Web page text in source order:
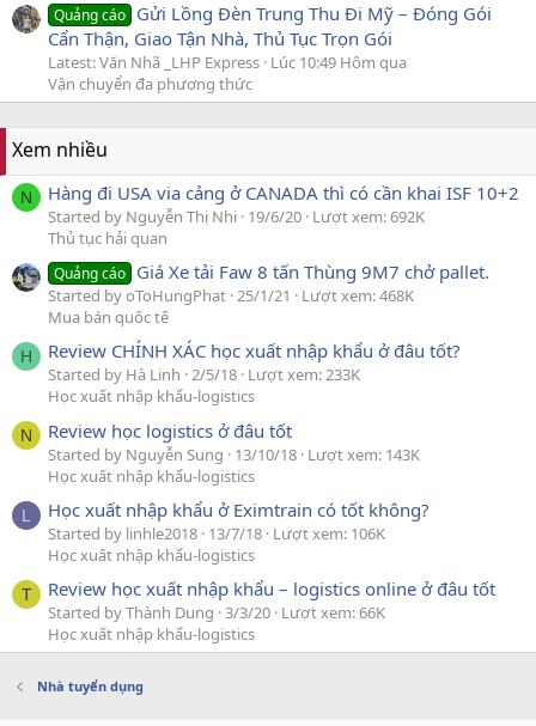
Quảng cáo Gửi Lồng Đèn Trung Thu Đi Mỹ – Đóng Gói
Cẩn Thận, Giao Tận Nhà, Thủ Tục Trọn Gói
Latest: Văn Nhã _LHP Express Lúc 10:49 Hôm qua
Vận chuyển đa phương thức
Xem nhiều
N Hàng đi USA via cảng ở CANADA thì có cần khai ISF 10+2
Started by Nguyễn Thị Nhi 19/6/20 Lượt xem: 692K
Thủ tục hải quan
Quảng cáo Giá Xe tải Faw 8 tấn Thùng 9M7 chở pallet.
Started by oToHungPhat 25/1/21
Lượt xem: 468K
Mua bán quốc tế
H Review CHÍNH XÁC học xuất nhập khẩu ở đâu tốt?
Started by Hà Linh 2/5/18 Lượt xem: 233K
Học xuất nhập khẩu-logistics
N Review học logistics ở đâu tốt
Started by Nguyễn Sung 13/10/18 Lượt xem: 143K
Học xuất nhập khẩu-logistics
L Học xuất nhập khẩu ở Eximtrain có tốt không?
Started by linhle2018 13/7/18 Lượt xem: 106K
Học xuất nhập khẩu-logistics
T Review học xuất nhập khẩu – logistics online ở đâu tốt
Started by Thành Dung 3/3/20 Lượt xem: 66K
Học xuất nhập khẩu-logistics
Nhà tuyển dụng